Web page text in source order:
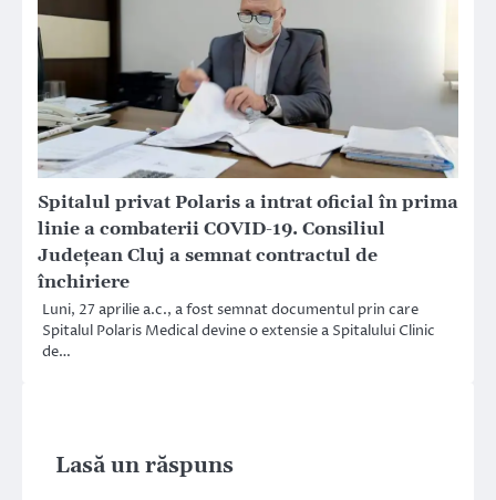
Spitalul privat Polaris a intrat oficial în prima
linie a combaterii COVID-19. Consiliul
Județean Cluj a semnat contractul de
închiriere
Luni, 27 aprilie a.c., a fost semnat documentul prin care
Spitalul Polaris Medical devine o extensie a Spitalului Clinic
de…
Lasă un răspuns